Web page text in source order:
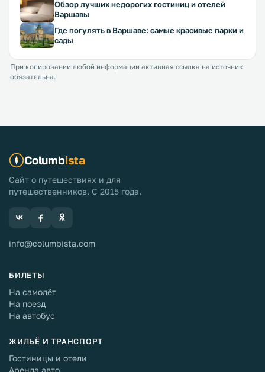
Обзор лучших недорогих гостиниц и отелей
Варшавы
Где погулять в Варшаве: самые красивые парки и
сады
При копировании любой информации активная ссылка на источник
обязательна.
Columbista
Сайт о путешествиях и для
путешественников. С 2015 года.
info@columbista.com
БИЛЕТЫ
На самолёт
На поезд
На автобус
ЖИЛЬЁ И ТРАНСПОРТ
Гостиницы и отели
Аренда авто